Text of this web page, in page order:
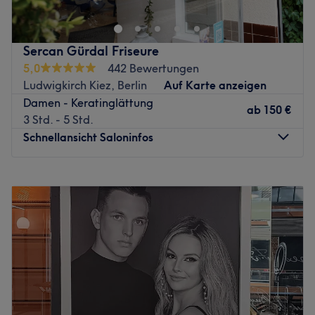
Berlin, Charlottenburg wie für dich gemacht. Hier
wirst du verwöhnt und deine individuelle
Wunschfrisur wird mit passender Beratung
gefunden.
Nächste öffentliche Verkehrsmittel:
Direkt bei der Station Zoologischer Garten und
arbeiten. Jeder von uns bringt individuelle Expertise mit ,
sei es im Bereich Schnitt, Farbe oder Styling. Wir legen
großen Wert auf eine persönliche Beratung und darauf,
dass sich unsere Kund:innen bei uns rundum wohlfühlen.
Mit neuesten Techniken und hochwertigen Produkten
sorgen wir dafür, dass jeder Besuch bei uns zu einem
entspannten und einzigartigen Erlebnis wird. Und seid
neuesten bieten wir auch Permanent Make-up,Wimpern
Sercan Gürdal Friseure
5,0
442 Bewertungen
Ludwigkirch Kiez, Berlin
Auf Karte anzeigen
Damen - Keratinglättung
3 Std. - 5 Std.
ab 150 €
Schnellansicht Saloninfos
Dienstag
–
18:00
Mittwoch
18:00
Donnerstag
09:30
18:00
Freitag
09:30
18:00
Samstag
Geschlossen
Sonntag
Geschlossen
Bist du gelangweilt von deinen Haaren und brauchst eine